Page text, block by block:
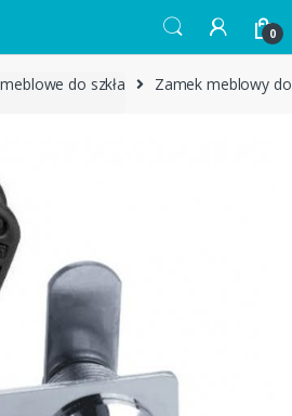
0
do szkła Zamek meblowy